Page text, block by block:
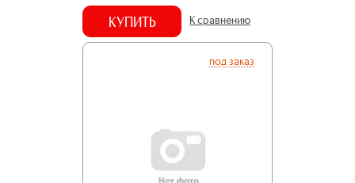
КУПИТЬ К сравнению
под заказ